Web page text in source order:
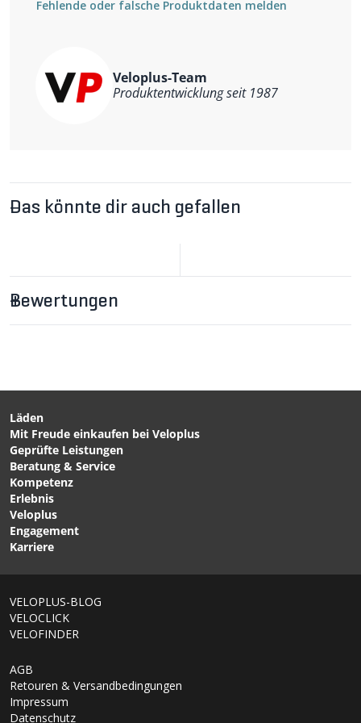
Fehlende oder falsche Produktdaten melden
Veloplus-Team
Produktentwicklung seit 1987
Das könnte dir auch gefallen
CHF 49.90
FUSSMATTE 2 für THULE
2-Sitzer Kinderanhänger /
ab 2017 von THULE
CHF 109.00
Bewertungen
Läden
Mit Freude einkaufen bei Veloplus
Geprüfte Leistungen
Beratung & Service
Kompetenz
Erlebnis
Veloplus
Engagement
Karriere
VELOPLUS-BLOG
VELOCLICK
VELOFINDER
AGB
Retouren & Versandbedingungen
Impressum
Datenschutz